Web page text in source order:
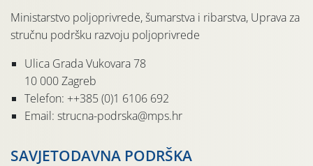
Ministarstvo poljoprivrede, šumarstva i ribarstva, Uprava za
stručnu podršku razvoju poljoprivrede
Ulica Grada Vukovara 78
10 000 Zagreb
Telefon: ++385 (0)1 6106 692
Email: strucna-podrska@mps.hr
SAVJETODAVNA PODRŠKA